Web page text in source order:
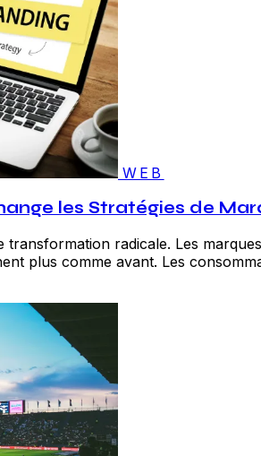
WEB
les Stratégies de
transformation radicale. Les
plus comme avant. Les